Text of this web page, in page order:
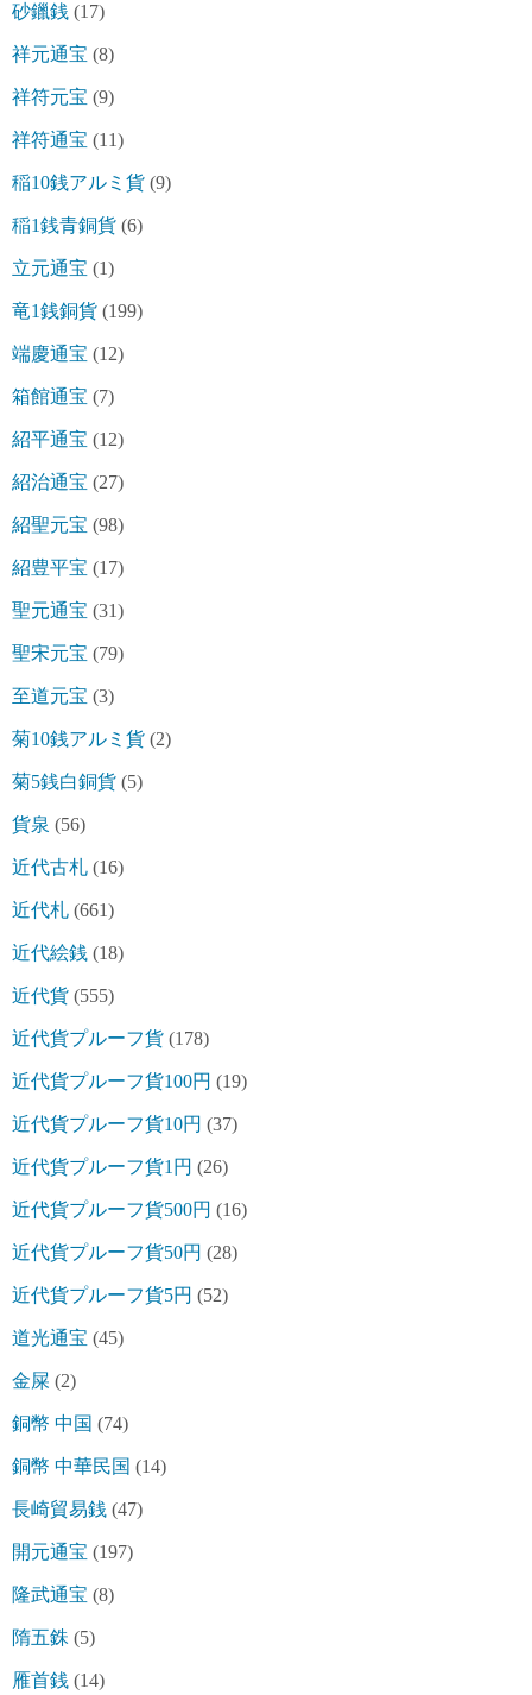
砂鑞銭 (17)
祥元通宝 (8)
祥符元宝 (9)
祥符通宝 (11)
稲10銭アルミ貨 (9)
稲1銭青銅貨 (6)
立元通宝 (1)
竜1銭銅貨 (199)
端慶通宝 (12)
箱館通宝 (7)
紹平通宝 (12)
紹治通宝 (27)
紹聖元宝 (98)
紹豊平宝 (17)
聖元通宝 (31)
聖宋元宝 (79)
至道元宝 (3)
菊10銭アルミ貨 (2)
菊5銭白銅貨 (5)
貨泉 (56)
近代古札 (16)
近代札 (661)
近代絵銭 (18)
近代貨 (555)
近代貨プルーフ貨 (178)
近代貨プルーフ貨100円 (19)
近代貨プルーフ貨10円 (37)
近代貨プルーフ貨1円 (26)
近代貨プルーフ貨500円 (16)
近代貨プルーフ貨50円 (28)
近代貨プルーフ貨5円 (52)
道光通宝 (45)
金屎 (2)
銅幣 中国 (74)
銅幣 中華民国 (14)
長崎貿易銭 (47)
開元通宝 (197)
隆武通宝 (8)
隋五銖 (5)
雁首銭 (14)